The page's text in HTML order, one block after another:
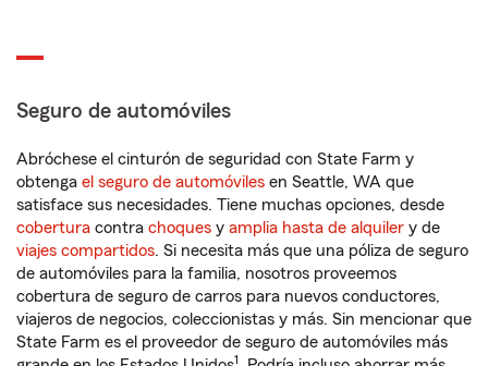
Seguro de automóviles
Abróchese el cinturón de seguridad con State Farm y
obtenga el seguro de automóviles en Seattle, WA que
satisface sus necesidades. Tiene muchas opciones, desde
cobertura contra choques y amplia hasta de alquiler y de
viajes compartidos. Si necesita más que una póliza de seguro
de automóviles para la familia, nosotros proveemos
cobertura de seguro de carros para nuevos conductores,
viajeros de negocios, coleccionistas y más. Sin mencionar que
State Farm es el proveedor de seguro de automóviles más
1